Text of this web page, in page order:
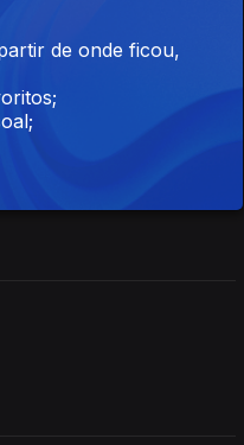
de onde ficou,